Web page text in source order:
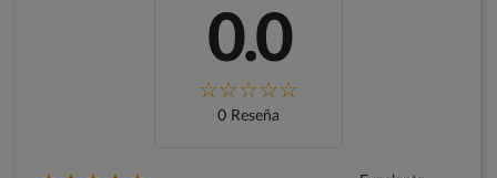
0.0
0 Reseña